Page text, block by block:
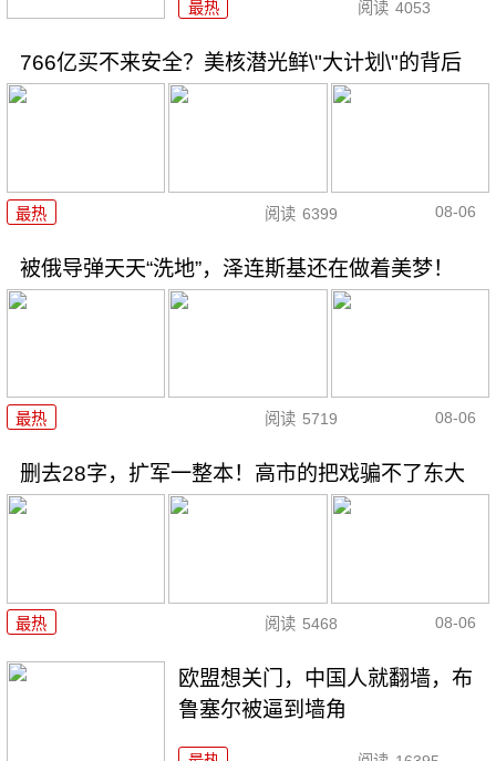
最热 阅读 4053
766亿买不来安全？美核潜光鲜\"大计划\"的背后
最热 阅读 6399 08-06
被俄导弹天天“洗地”，泽连斯基还在做着美梦！
最热 阅读 5719 08-06
删去28字，扩军一整本！高市的把戏骗不了东大
最热 阅读 5468 08-06
欧盟想关门，中国人就翻墙，布
鲁塞尔被逼到墙角